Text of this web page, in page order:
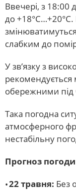
Ввечері, з 18:00
до
слабким до
У зв’язку з
рекомендується
обережними під
Така погодна
атмосферного
нестабільну
Прогноз погоди
22 травня: Без